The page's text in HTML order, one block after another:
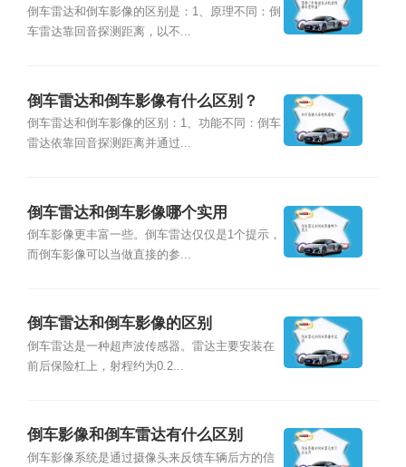
倒车雷达和倒车影像的区别是：1、原理不同：倒
车雷达靠回音探测距离，以不...
倒车雷达和倒车影像有什么区别？
倒车雷达和倒车影像的区别：1、功能不同：倒车
雷达依靠回音探测距离并通过...
倒车雷达和倒车影像哪个实用
倒车影像更丰富一些。倒车雷达仅仅是1个提示，
而倒车影像可以当做直接的参...
倒车雷达和倒车影像的区别
倒车雷达是一种超声波传感器。雷达主要安装在
前后保险杠上，射程约为0.2...
倒车影像和倒车雷达有什么区别
倒车影像系统是通过摄像头来反馈车辆后方的信